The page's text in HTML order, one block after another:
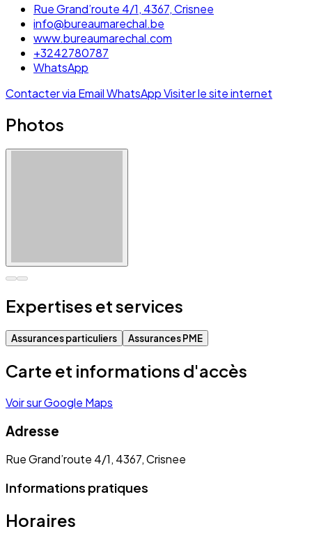
Rue Grand’route 4/1, 4367, Crisnee
info@bureaumarechal.be
www.bureaumarechal.com
+3242780787
WhatsApp
Contacter via EmailWhatsAppVisiter le site internet
Photos
Expertises et services
Assurances particuliers Assurances PME
Carte et informations d'accès
Voir sur Google Maps
Adresse
Rue Grand’route 4/1, 4367, Crisnee
Informations pratiques
Horaires